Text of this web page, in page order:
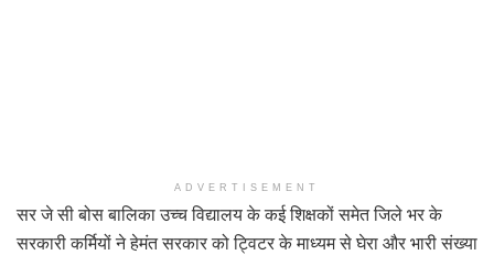
ADVERTISEMENT
सर जे सी बोस बालिका उच्च विद्यालय के कई शिक्षकों समेत जिले भर के
सरकारी कर्मियों ने हेमंत सरकार को ट्विटर के माध्यम से घेरा और भारी संख्या